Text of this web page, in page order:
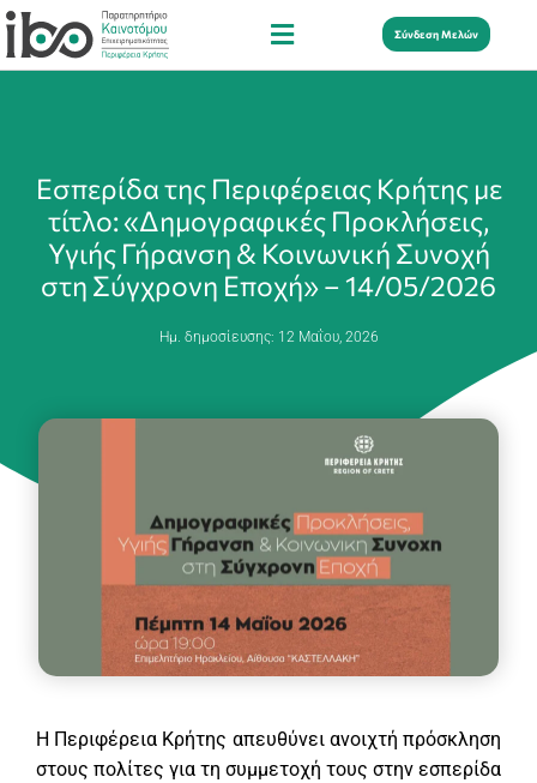
Σύνδεση Μελών
Εσπερίδα της Περιφέρειας Κρήτης με
τίτλο: «Δημογραφικές Προκλήσεις,
Υγιής Γήρανση & Κοινωνική Συνοχή
στη Σύγχρονη Εποχή» – 14/05/2026
Ημ. δημοσίευσης: 12 Μαΐου, 2026
Η Περιφέρεια Κρήτης απευθύνει ανοιχτή πρόσκληση
στους πολίτες για τη συμμετοχή τους στην εσπερίδα